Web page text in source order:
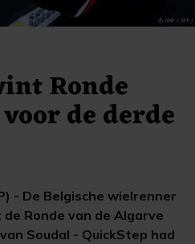
Ronde
de derde
- De Belgische wielrenner
Ronde van de Algarve
Soudal - QuickStep had